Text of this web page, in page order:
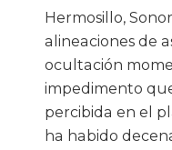
Hermosillo,
alineaciones de
ocultación
impedimento
percibida en el
ha habido